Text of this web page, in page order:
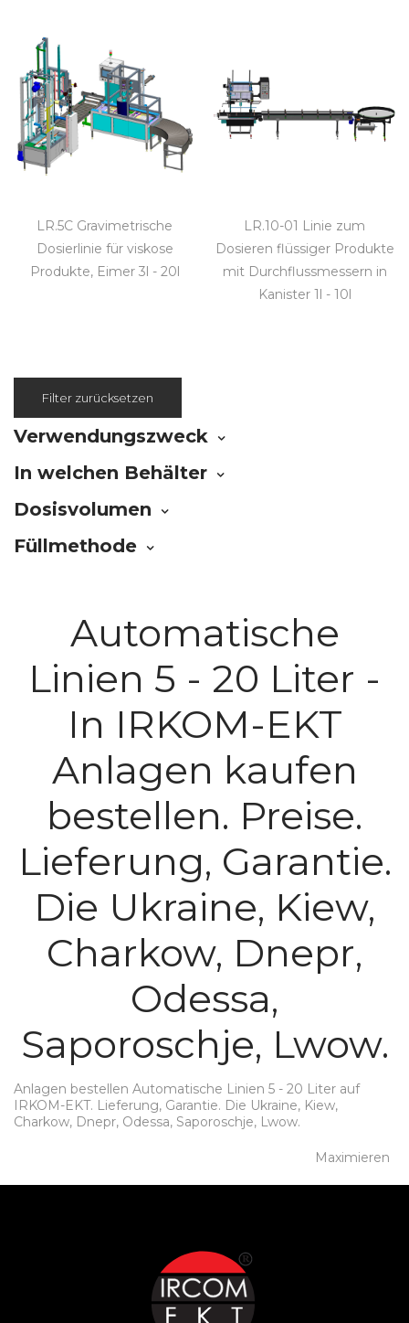
LR.5C Gravimetrische
Dosierlinie für viskose
Produkte, Eimer 3l - 20l
LR.10-01 Linie zum
Dosieren flüssiger Produkte
mit Durchflussmessern in
Kanister 1l - 10l
Filter zurücksetzen
Verwendungszweck
In welchen Behälter
Dosisvolumen
Füllmethode
Automatische
Linien 5 - 20 Liter -
In IRKOM-EKT
Anlagen kaufen
bestellen. Preise.
Lieferung, Garantie.
Die Ukraine, Kiew,
Charkow, Dnepr,
Odessa,
Saporoschje, Lwow.
Anlagen bestellen Automatische Linien 5 - 20 Liter auf
IRKOM-EKT. Lieferung, Garantie. Die Ukraine, Kiew,
Charkow, Dnepr, Odessa, Saporoschje, Lwow.
Maximieren